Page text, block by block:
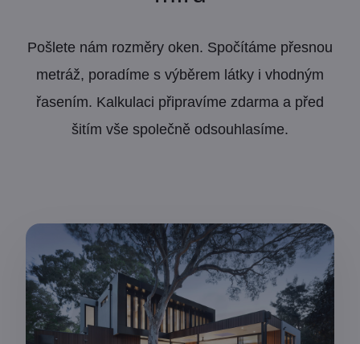
Pošlete nám rozměry oken. Spočítáme přesnou
metráž, poradíme s výběrem látky i vhodným
řasením. Kalkulaci připravíme zdarma a před
šitím vše společně odsouhlasíme.